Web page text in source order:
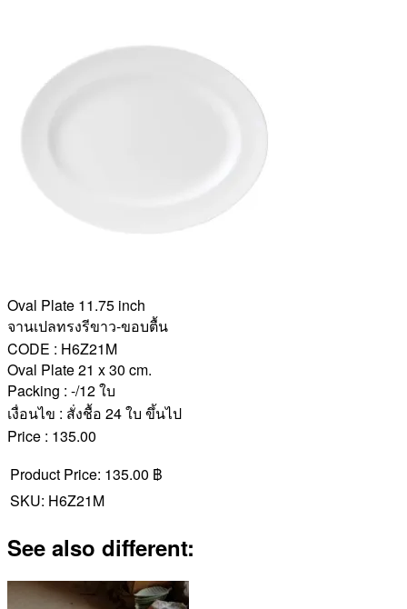
Oval Plate 11.75 inch
จานเปลทรงรีขาว-ขอบตื้น
CODE : H6Z21M
Oval Plate 21 x 30 cm.
Packing : -/12 ใบ
เงื่อนไข : สั่งชื้อ 24 ใบ ขึ้นไป
Price : 135.00
Product Price: 135.00 ฿
SKU: H6Z21M
See also different: